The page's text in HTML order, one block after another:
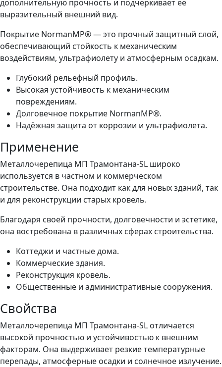
дополнительную прочность и подчёркивает её
выразительный внешний вид.
Покрытие NormanMP® — это прочный защитный слой,
обеспечивающий стойкость к механическим
воздействиям, ультрафиолету и атмосферным осадкам.
Глубокий рельефный профиль.
Высокая устойчивость к механическим
повреждениям.
Долговечное покрытие NormanMP®.
Надёжная защита от коррозии и ультрафиолета.
Применение
Металлочерепица МП Трамонтана-SL широко
используется в частном и коммерческом
строительстве. Она подходит как для новых зданий, так
и для реконструкции старых кровель.
Благодаря своей прочности, долговечности и эстетике,
она востребована в различных сферах строительства.
Коттеджи и частные дома.
Коммерческие здания.
Реконструкция кровель.
Общественные и административные сооружения.
Свойства
Металлочерепица МП Трамонтана-SL отличается
высокой прочностью и устойчивостью к внешним
факторам. Она выдерживает резкие температурные
перепады, атмосферные осадки и солнечное излучение.